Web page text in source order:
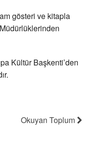
gösteri ve kitapla
Kültür Başkenti’den
Okuyan Toplum